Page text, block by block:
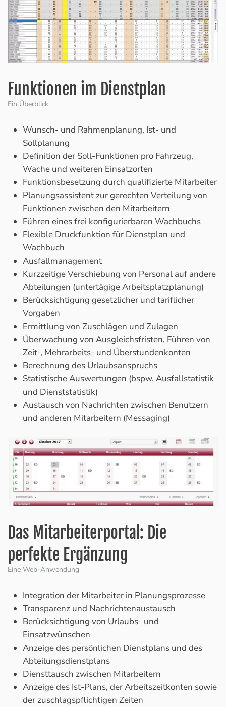
Funktionen im Dienstplan
Ein Überblick
Wunsch- und Rahmenplanung, Ist- und
Sollplanung
Definition der Soll-Funktionen pro Fahrzeug,
Wache und weiteren Einsatzorten
Funktionsbesetzung durch qualifizierte Mitarbeiter
Planungsassistent zur gerechten Verteilung von
Funktionen zwischen den Mitarbeitern
Führen eines frei konfigurierbaren Wachbuchs
Flexible Druckfunktion für Dienstplan und
Wachbuch
Ausfallmanagement
Kurzzeitige Verschiebung von Personal auf andere
Abteilungen (untertägige Arbeitsplatzplanung)
Berücksichtigung gesetzlicher und tariflicher
Vorgaben
Ermittlung von Zuschlägen und Zulagen
Überwachung von Ausgleichsfristen, Führen von
Zeit-, Mehrarbeits- und Überstundenkonten
Berechnung des Urlaubsanspruchs
Statistische Auswertungen (bspw. Ausfallstatistik
und Dienststatistik)
Austausch von Nachrichten zwischen Benutzern
und anderen Mitarbeitern (Messaging)
Das Mitarbeiterportal: Die
perfekte Ergänzung
Eine Web-Anwendung
Integration der Mitarbeiter in Planungsprozesse
Transparenz und Nachrichtenaustausch
Berücksichtigung von Urlaubs- und
Einsatzwünschen
Anzeige des persönlichen Dienstplans und des
Abteilungsdienstplans
Diensttausch zwischen Mitarbeitern
Anzeige des Ist-Plans, der Arbeitszeitkonten sowie
der zuschlagspflichtigen Zeiten